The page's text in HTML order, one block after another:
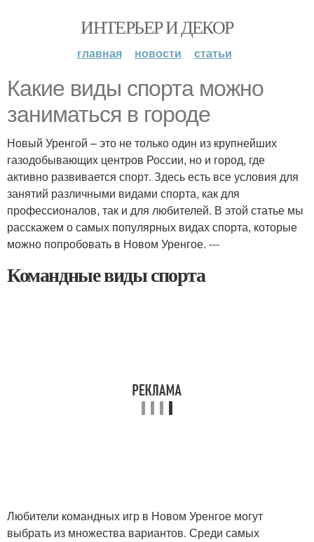
ИНТЕРЬЕР И ДЕКОР
главная новости статьи
Какие виды спорта можно
заниматься в городе
Новый Уренгой – это не только один из крупнейших
газодобывающих центров России, но и город, где
активно развивается спорт. Здесь есть все условия для
занятий различными видами спорта, как для
профессионалов, так и для любителей. В этой статье мы
расскажем о самых популярных видах спорта, которые
можно попробовать в Новом Уренгое. ---
Командные виды спорта
Любители командных игр в Новом Уренгое могут
выбрать из множества вариантов. Среди самых